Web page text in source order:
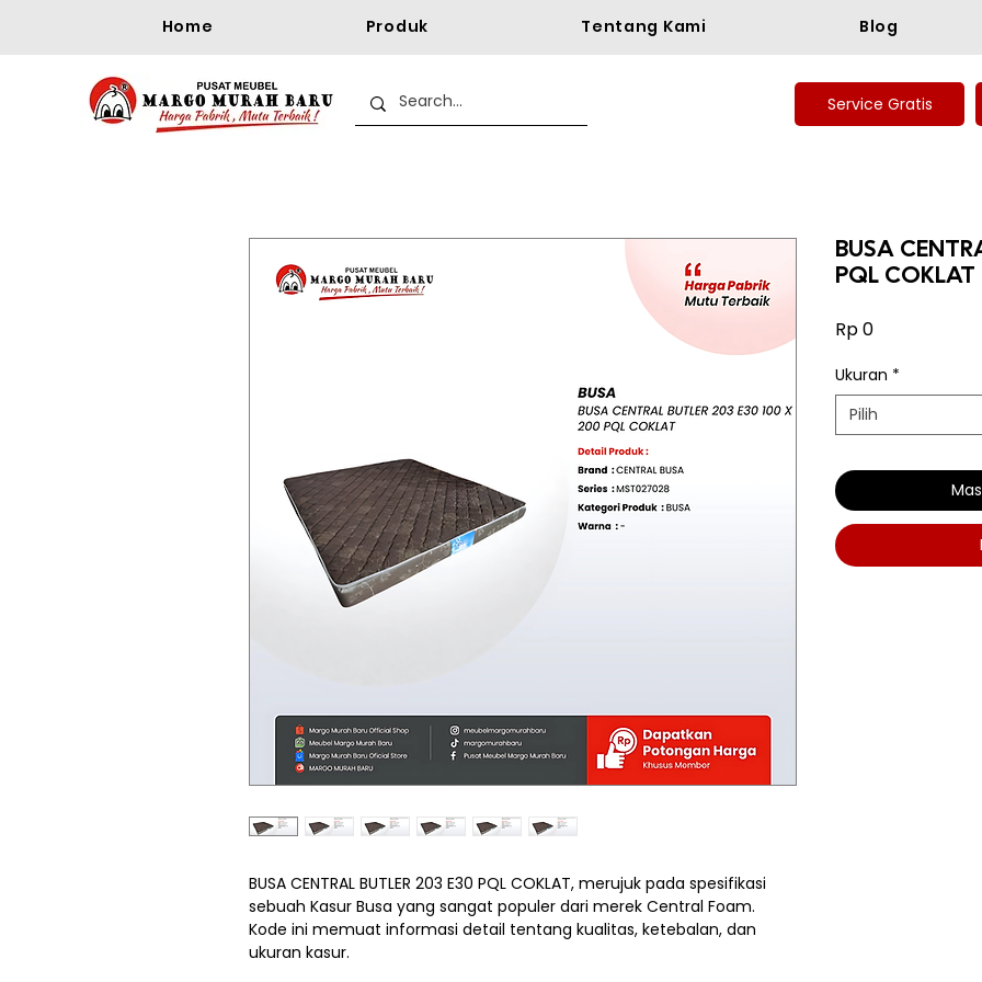
Home Produk Tentang Kami Blog
Service Gratis
BUSA CENTRAL BUTLER 203 E30 PQL COKLAT, merujuk pada spesifikasi
sebuah Kasur Busa yang sangat populer dari merek Central Foam.
Kode ini memuat informasi detail tentang kualitas, ketebalan, dan
ukuran kasur.
BUSA
PQL COKLAT
Rp 0Harga
Ukuran *
Pilih